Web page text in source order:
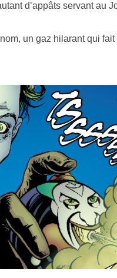
d’appâts servant au
un gaz hilarant qui